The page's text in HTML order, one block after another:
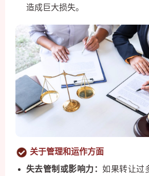
造成巨大损失。
关于管理和运作方面
失去管制或影响力：如果转让过